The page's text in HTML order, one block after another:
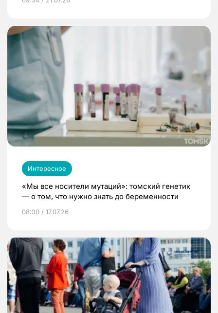
Интересное
«Мы все носители мутаций»: томский генетик
— о том, что нужно знать до беременности
08:30 / 17.07.26